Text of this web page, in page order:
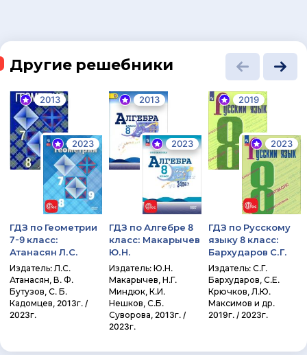
Другие решебники
2013
2023
ГДЗ по Геометрии
7-9 класс:
Атанасян Л.С.
Издатель: Л.С.
Атанасян, В. Ф.
Бутузов, С. Б.
Кадомцев, 2013г. /
2023г.
2013
2023
ГДЗ по Алгебре 8
класс: Макарычев
Ю.Н.
Издатель: Ю.Н.
Макарычев, Н.Г.
Миндюк, К.И.
Нешков, С.Б.
Суворова, 2013г. /
2023г.
2019
2023
ГДЗ по Русскому
языку 8 класс:
Бархударов С.Г.
Издатель: С.Г.
Бархударов, С.Е.
Крючков, Л.Ю.
Максимов и др.
2019г. / 2023г.